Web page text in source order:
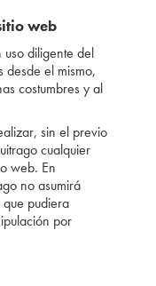
web
uso diligente del
desde el mismo,
costumbres y al
sin el previo
cualquier
web. En
no asumirá
pudiera
por